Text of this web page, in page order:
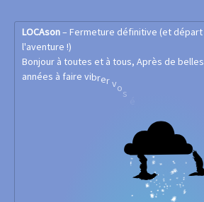
LOCAson– Fermeture définitive (et départ
l'aventure !)
Bonjour à toutes et à tous, Après de belles
années à faire vibrer